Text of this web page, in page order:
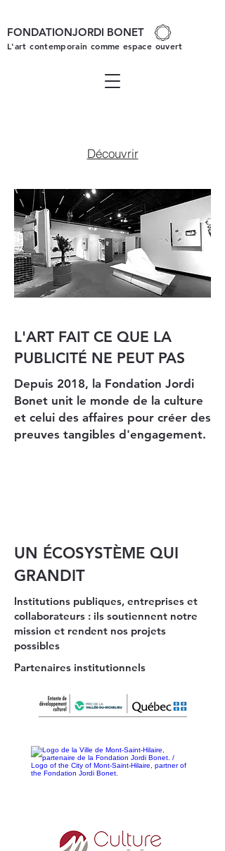
L'art contemporain comme espace ouvert
FONDATIONJORDI BONET
Découvrir
L'ART FAIT CE QUE LA
PUBLICITÉ NE PEUT PAS
Depuis 2018, la Fondation Jordi
Bonet unit le monde de la culture
et celui des affaires pour créer des
preuves tangibles d'engagement.
UN ÉCOSYSTÈME QUI
GRANDIT
Institutions publiques, entreprises et
collaborateurs : ils soutiennent notre
mission et rendent nos projets
possibles
Partenaires institutionnels